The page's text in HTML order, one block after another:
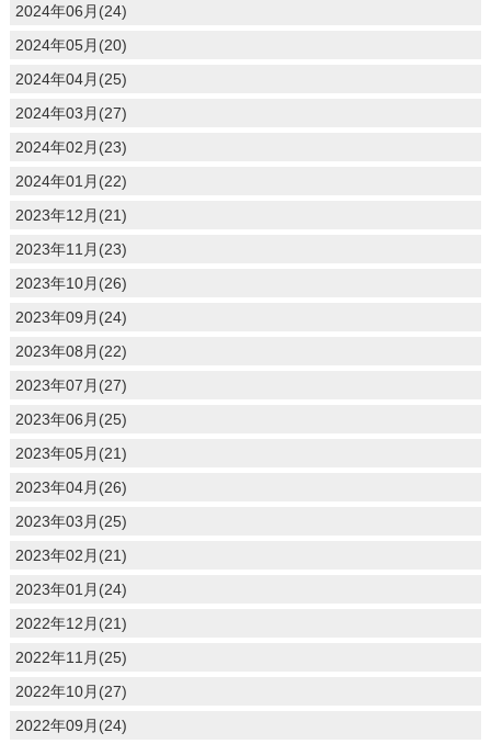
2024年06月(24)
2024年05月(20)
2024年04月(25)
2024年03月(27)
2024年02月(23)
2024年01月(22)
2023年12月(21)
2023年11月(23)
2023年10月(26)
2023年09月(24)
2023年08月(22)
2023年07月(27)
2023年06月(25)
2023年05月(21)
2023年04月(26)
2023年03月(25)
2023年02月(21)
2023年01月(24)
2022年12月(21)
2022年11月(25)
2022年10月(27)
2022年09月(24)